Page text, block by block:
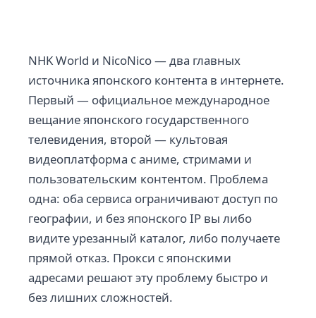
NHK World и NicoNico — два главных
источника японского контента в интернете.
Первый — официальное международное
вещание японского государственного
телевидения, второй — культовая
видеоплатформа с аниме, стримами и
пользовательским контентом. Проблема
одна: оба сервиса ограничивают доступ по
географии, и без японского IP вы либо
видите урезанный каталог, либо получаете
прямой отказ. Прокси с японскими
адресами решают эту проблему быстро и
без лишних сложностей.